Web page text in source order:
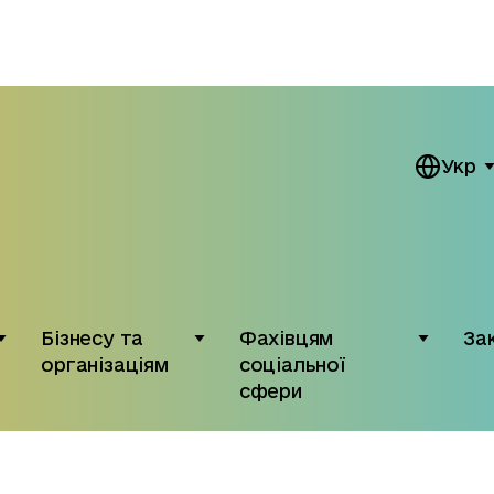
Укр
Бізнесу та
організаціям
Фахівцям
соціальної
сфери